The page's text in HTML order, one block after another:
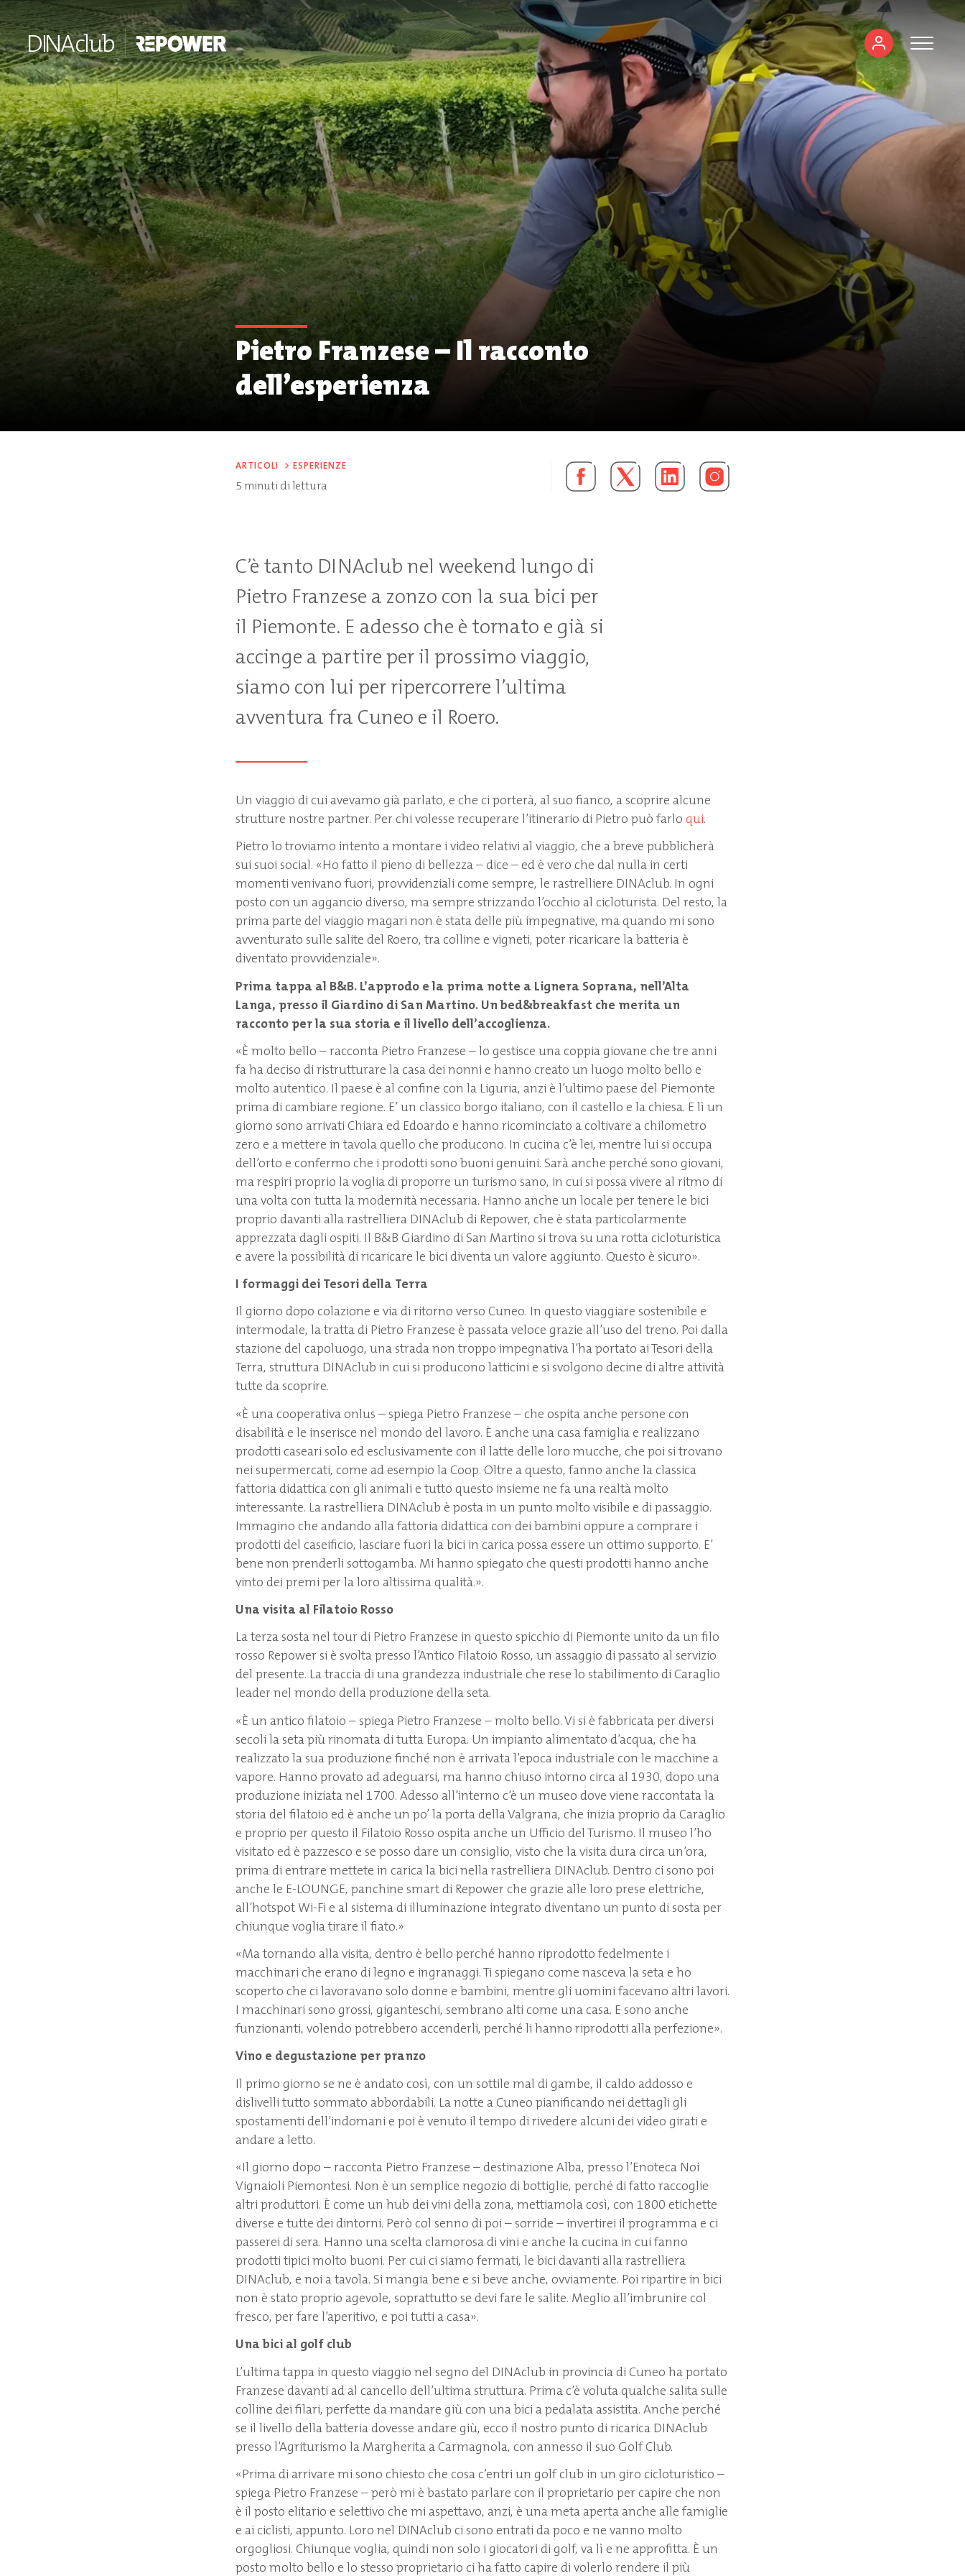
Pietro Franzese – Il racconto
dell’esperienza
ARTICOLI > ESPERIENZE
5minuti di lettura
C’è tanto DINAclub nel weekend lungo di
Pietro Franzese a zonzo con la sua bici per
il Piemonte. E adesso che è tornato e già si
accinge a partire per il prossimo viaggio,
siamo con lui per ripercorrere l’ultima
avventura fra Cuneo e il Roero.
Un viaggio di cui avevamo già parlato, e che ci porterà, al suo fianco, a scoprire alcune
strutture nostre partner. Per chi volesse recuperare l’itinerario di Pietro può farlo qui.
Pietro lo troviamo intento a montare i video relativi al viaggio, che a breve pubblicherà
sui suoi social. «Ho fatto il pieno di bellezza – dice – ed è vero che dal nulla in certi
momenti venivano fuori, provvidenziali come sempre, le rastrelliere DINAclub. In ogni
posto con un aggancio diverso, ma sempre strizzando l’occhio al cicloturista. Del resto, la
prima parte del viaggio magari non è stata delle più impegnative, ma quando mi sono
avventurato sulle salite del Roero, tra colline e vigneti, poter ricaricare la batteria è
diventato provvidenziale».
Prima tappa al B&B. L’approdo e la prima notte a Lignera Soprana, nell’Alta
Langa, presso il Giardino di San Martino. Un bed&breakfast che merita un
racconto per la sua storia e il livello dell’accoglienza.
«È molto bello – racconta Pietro Franzese – lo gestisce una coppia giovane che tre anni
fa ha deciso di ristrutturare la casa dei nonni e hanno creato un luogo molto bello e
molto autentico. Il paese è al confine con la Liguria, anzi è l’ultimo paese del Piemonte
prima di cambiare regione. E’ un classico borgo italiano, con il castello e la chiesa. E lì un
giorno sono arrivati Chiara ed Edoardo e hanno ricominciato a coltivare a chilometro
zero e a mettere in tavola quello che producono. In cucina c’è lei, mentre lui si occupa
dell’orto e confermo che i prodotti sono buoni genuini. Sarà anche perché sono giovani,
ma respiri proprio la voglia di proporre un turismo sano, in cui si possa vivere al ritmo di
una volta con tutta la modernità necessaria. Hanno anche un locale per tenere le bici
proprio davanti alla rastrelliera DINAclub di Repower, che è stata particolarmente
apprezzata dagli ospiti. Il B&B Giardino di San Martino si trova su una rotta cicloturistica
e avere la possibilità di ricaricare le bici diventa un valore aggiunto. Questo è sicuro».
I formaggi dei Tesori della Terra
Il giorno dopo colazione e via di ritorno verso Cuneo. In questo viaggiare sostenibile e
intermodale, la tratta di Pietro Franzese è passata veloce grazie all’uso del treno. Poi dalla
stazione del capoluogo, una strada non troppo impegnativa l’ha portato ai Tesori della
Terra, struttura DINAclub in cui si producono latticini e si svolgono decine di altre attività
tutte da scoprire.
«È una cooperativa onlus – spiega Pietro Franzese – che ospita anche persone con
disabilità e le inserisce nel mondo del lavoro. È anche una casa famiglia e realizzano
prodotti caseari solo ed esclusivamente con il latte delle loro mucche, che poi si trovano
nei supermercati, come ad esempio la Coop. Oltre a questo, fanno anche la classica
fattoria didattica con gli animali e tutto questo insieme ne fa una realtà molto
interessante. La rastrelliera DINAclub è posta in un punto molto visibile e di passaggio.
Immagino che andando alla fattoria didattica con dei bambini oppure a comprare i
prodotti del caseificio, lasciare fuori la bici in carica possa essere un ottimo supporto. E’
bene non prenderli sottogamba. Mi hanno spiegato che questi prodotti hanno anche
vinto dei premi per la loro altissima qualità.».
Una visita al Filatoio Rosso
La terza sosta nel tour di Pietro Franzese in questo spicchio di Piemonte unito da un filo
rosso Repower si è svolta presso l’Antico Filatoio Rosso, un assaggio di passato al servizio
del presente. La traccia di una grandezza industriale che rese lo stabilimento di Caraglio
leader nel mondo della produzione della seta.
«È un antico filatoio – spiega Pietro Franzese – molto bello. Vi si è fabbricata per diversi
secoli la seta più rinomata di tutta Europa. Un impianto alimentato d’acqua, che ha
realizzato la sua produzione finché non è arrivata l’epoca industriale con le macchine a
vapore. Hanno provato ad adeguarsi, ma hanno chiuso intorno circa al 1930, dopo una
produzione iniziata nel 1700. Adesso all’interno c’è un museo dove viene raccontata la
storia del filatoio ed è anche un po’ la porta della Valgrana, che inizia proprio da Caraglio
e proprio per questo il Filatoio Rosso ospita anche un Ufficio del Turismo. Il museo l’ho
visitato ed è pazzesco e se posso dare un consiglio, visto che la visita dura circa un’ora,
prima di entrare mettete in carica la bici nella rastrelliera DINAclub. Dentro ci sono poi
anche le E-LOUNGE, panchine smart di Repower che grazie alle loro prese elettriche,
all’hotspot Wi-Fi e al sistema di illuminazione integrato diventano un punto di sosta per
chiunque voglia tirare il fiato.»
«Ma tornando alla visita, dentro è bello perché hanno riprodotto fedelmente i
macchinari che erano di legno e ingranaggi. Ti spiegano come nasceva la seta e ho
scoperto che ci lavoravano solo donne e bambini, mentre gli uomini facevano altri lavori.
I macchinari sono grossi, giganteschi, sembrano alti come una casa. E sono anche
funzionanti, volendo potrebbero accenderli, perché li hanno riprodotti alla perfezione».
Vino e degustazione per pranzo
Il primo giorno se ne è andato così, con un sottile mal di gambe, il caldo addosso e
dislivelli tutto sommato abbordabili. La notte a Cuneo pianificando nei dettagli gli
spostamenti dell’indomani e poi è venuto il tempo di rivedere alcuni dei video girati e
andare a letto.
«Il giorno dopo – racconta Pietro Franzese – destinazione Alba, presso l’Enoteca Noi
Vignaioli Piemontesi. Non è un semplice negozio di bottiglie, perché di fatto raccoglie
altri produttori. È come un hub dei vini della zona, mettiamola così, con 1800 etichette
diverse e tutte dei dintorni. Però col senno di poi – sorride – invertirei il programma e ci
passerei di sera. Hanno una scelta clamorosa di vini e anche la cucina in cui fanno
prodotti tipici molto buoni. Per cui ci siamo fermati, le bici davanti alla rastrelliera
DINAclub, e noi a tavola. Si mangia bene e si beve anche, ovviamente. Poi ripartire in bici
non è stato proprio agevole, soprattutto se devi fare le salite. Meglio all’imbrunire col
fresco, per fare l’aperitivo, e poi tutti a casa».
Una bici al golf club
L’ultima tappa in questo viaggio nel segno del DINAclub in provincia di Cuneo ha portato
Franzese davanti ad al cancello dell’ultima struttura. Prima c’è voluta qualche salita sulle
colline dei filari, perfette da mandare giù con una bici a pedalata assistita. Anche perché
se il livello della batteria dovesse andare giù, ecco il nostro punto di ricarica DINAclub
presso l’Agriturismo la Margherita a Carmagnola, con annesso il suo Golf Club.
«Prima di arrivare mi sono chiesto che cosa c’entri un golf club in un giro cicloturistico –
spiega Pietro Franzese – però mi è bastato parlare con il proprietario per capire che non
è il posto elitario e selettivo che mi aspettavo, anzi, è una meta aperta anche alle famiglie
e ai ciclisti, appunto. Loro nel DINAclub ci sono entrati da poco e ne vanno molto
orgogliosi. Chiunque voglia, quindi non solo i giocatori di golf, va lì e ne approfitta. È un
posto molto bello e lo stesso proprietario ci ha fatto capire di volerlo rendere il più